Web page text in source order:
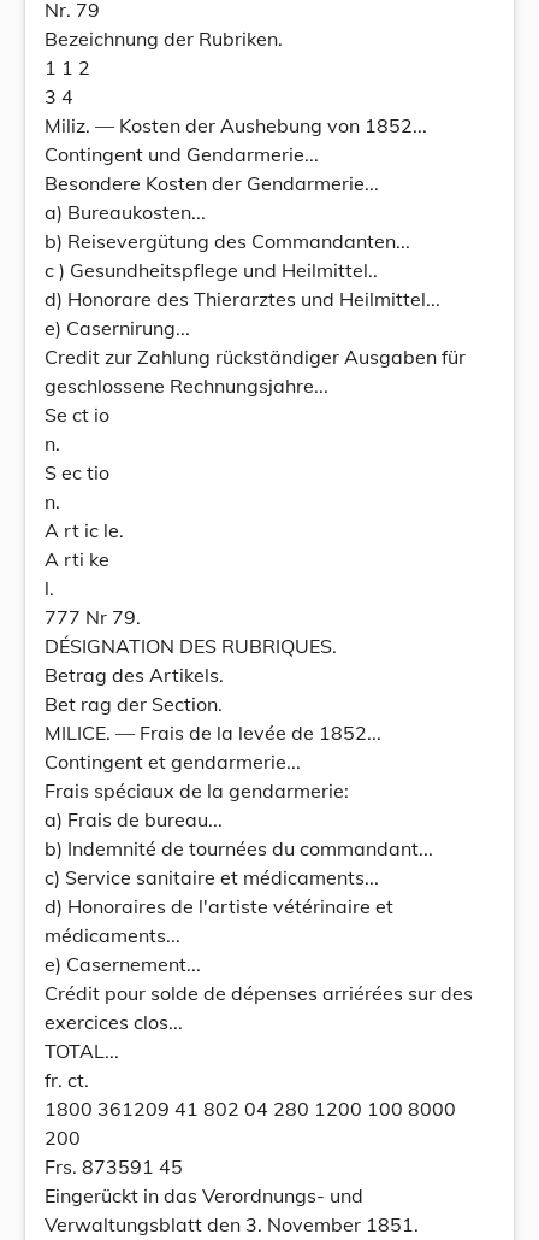
Nr. 79
Bezeichnung der Rubriken.
1 1 2
3 4
Miliz. — Kosten der Aushebung von 1852...
Contingent und Gendarmerie...
Besondere Kosten der Gendarmerie...
a) Bureaukosten...
b) Reisevergütung des Commandanten...
c ) Gesundheitspflege und Heilmittel..
d) Honorare des Thierarztes und Heilmittel...
e) Casernirung...
Credit zur Zahlung rückständiger Ausgaben für
geschlossene Rechnungsjahre...
Se ct io
n.
S ec tio
n.
A rt ic le.
A rti ke
l.
777 Nr 79.
DÉSIGNATION DES RUBRIQUES.
Betrag des Artikels.
Bet rag der Section.
MILICE. — Frais de la levée de 1852...
Contingent et gendarmerie...
Frais spéciaux de la gendarmerie:
a) Frais de bureau...
b) Indemnité de tournées du commandant...
c) Service sanitaire et médicaments...
d) Honoraires de l'artiste vétérinaire et
médicaments...
e) Casernement...
Crédit pour solde de dépenses arriérées sur des
exercices clos...
TOTAL...
fr. ct.
1800 361209 41 802 04 280 1200 100 8000
200
Frs. 873591 45
Eingerückt in das Verordnungs- und
Verwaltungsblatt den 3. November 1851.